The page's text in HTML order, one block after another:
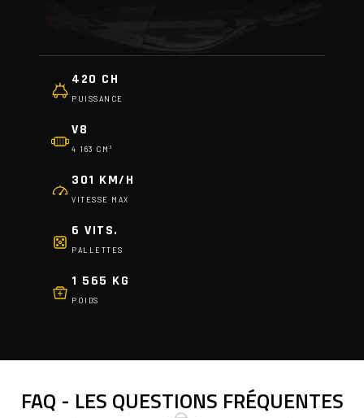
420 CH
PUISSANCE
V8
4 163 CM³
301 KM/H
VITESSE MAX
6 VITS.
PALLETTES
1 565 KG
POIDS
FAQ - LES QUESTIONS FRÉQUENTES